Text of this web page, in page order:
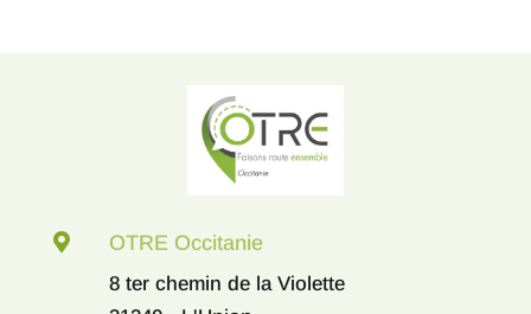
 OTRE Occitanie
8 ter chemin de la Violette